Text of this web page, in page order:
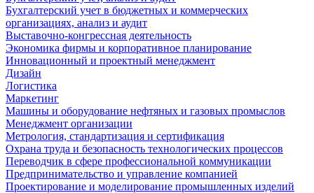
Бухгалтерский учет в бюджетных и коммерческих
организациях, анализ и аудит
Выставочно-конгрессная деятельность
Экономика фирмы и корпоративное планирование
Инновационный и проектный менеджмент
Дизайн
Логистика
Маркетинг
Машины и оборудование нефтяных и газовых промыслов
Менеджмент организации
Метрология, стандартизация и сертификация
Охрана труда и безопасность технологических процессов
Переводчик в сфере профессиональной коммуникации
Предпринимательство и управление компанией
Проектирование и моделирование промышленных изделий